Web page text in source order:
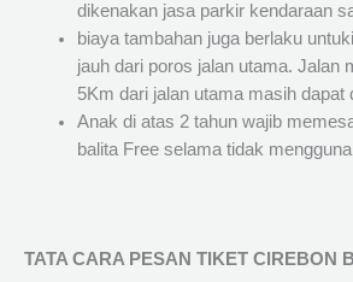
dikenakan jasa parkir kendaraan
biaya tambahan juga berlaku
jauh dari poros jalan utama. Jalan
5Km dari jalan utama masih dapat
Anak di atas 2 tahun wajib
balita Free selama tidak
TATA CARA PESAN TIKET CIREBON